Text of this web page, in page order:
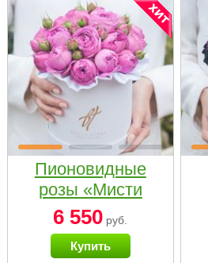
Пионовидные
розы «Мисти
бабблс» в белой
коробке Small
6 550 руб.
Купить